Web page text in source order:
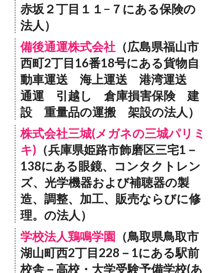
赤坂２丁目１１−７にある保険の
法人）
備後通運株式会社 （広島県福山市
西町2丁目16番18号にある貨物自
動車運送 海上運送 港湾運送
通運 引越し 倉庫損害保険 建
設 重量品の運搬 架設の法人）
株式会社三城(メガネの三城パリミ
キ) （兵庫県姫路市飾磨区三宅1－
138にある眼鏡、コンタクトレン
ズ、光学機器および補聴器の製
造、調整、加工、販売ならびに修
理。の法人）
学校法人鶏鳴学園 （鳥取県鳥取市
湖山町西2丁目228－1にある駅前
校舎－高校・大学受験予備学校(あ